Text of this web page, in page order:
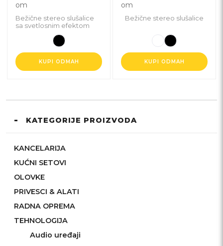
KATEGORIJE PROIZVODA
KANCELARIJA
KUĆNI SETOVI
OLOVKE
PRIVESCI & ALATI
RADNA OPREMA
TEHNOLOGIJA
Audio uređaji
om
Bežične stereo slušalice
sa svetlosnim efektom
KUPI ODMAH
om
Bežične stereo slušalice
KUPI ODMAH